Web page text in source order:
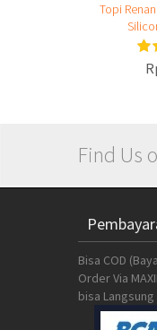
Topi
Find Us
Bisa COD
Order Via
bisa